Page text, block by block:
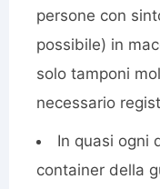
persone con
possibile) in
solo tamponi
necessario
In quasi ogni
container della